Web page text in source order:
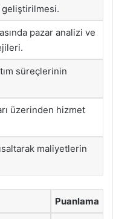
pazar analizi ve
süreçlerinin
üzerinden hizmet
maliyetlerin
Puanlama